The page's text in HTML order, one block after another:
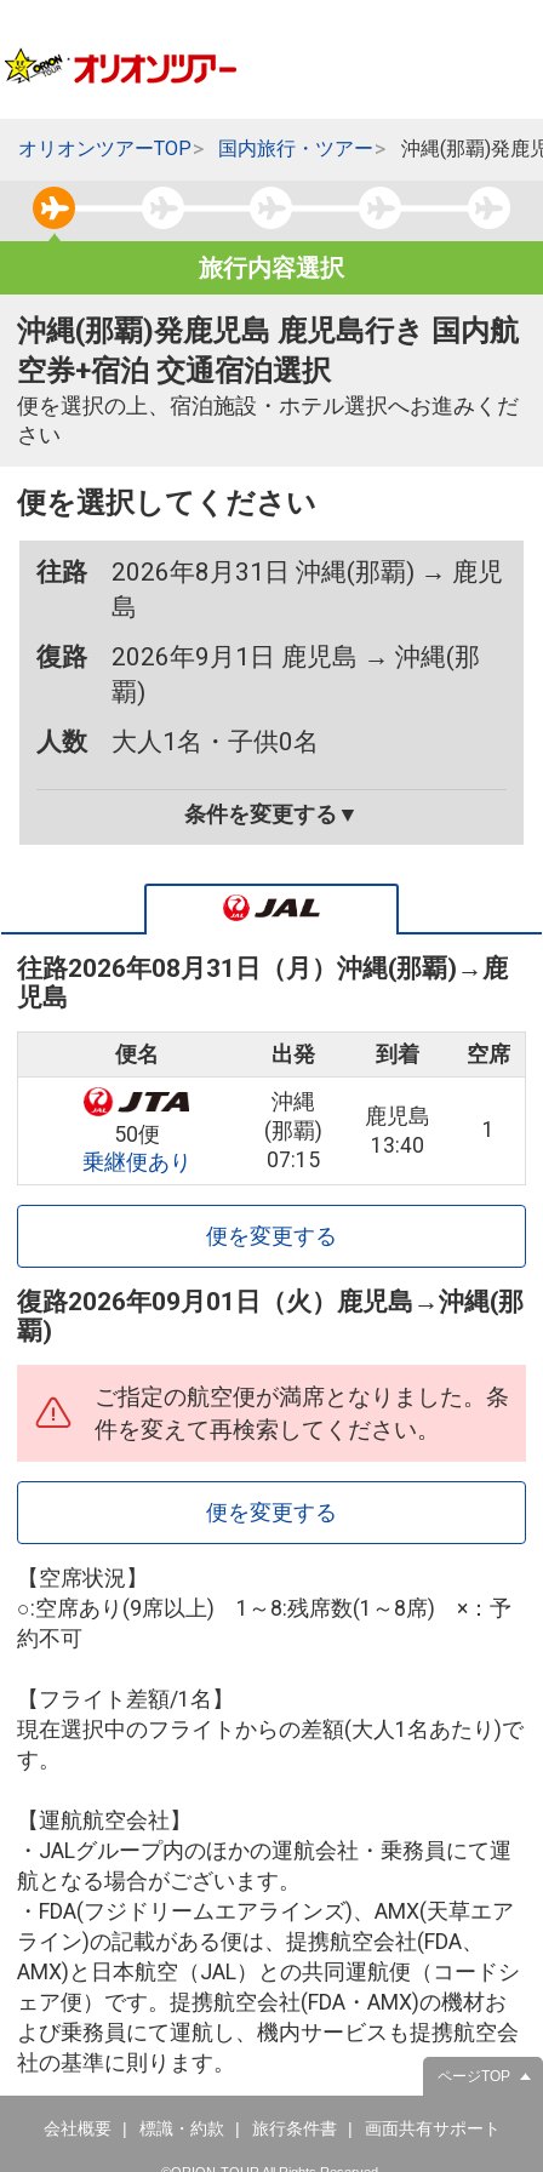
オリオンツアーTOP 国内旅行・ツアー 沖縄(那覇)発鹿
旅行内容選択
沖縄(那覇)発鹿児島 鹿児島行き 国内航
空券+宿泊 交通宿泊選択
便を選択の上、宿泊施設・ホテル選択へお進みくだ
さい
便を選択してください
往路
2026年8月31日 沖縄(那覇) → 鹿児
島
復路
2026年9月1日 鹿児島 → 沖縄(那
覇)
人数
大人1名・子供0名
条件を変更する▼
往路2026年08月31日（月） 沖縄(那覇) → 鹿
児島
便名 出発 到着 空席
50便
乗継便あり
沖縄
(那覇)
07:15
鹿児島
13:40
1
便を変更する
復路2026年09月01日（火） 鹿児島 →沖縄(那
覇)
ご指定の航空便が満席となりました。条
件を変えて再検索してください。
便を変更する
【空席状況】
○:空席あり(9席以上) 1～8:残席数(1～8席) ×：予
約不可
【フライト差額/1名】
現在選択中のフライトからの差額(大人1名あたり)で
す。
【運航航空会社】
・JALグループ内のほかの運航会社・乗務員にて運
航となる場合がございます。
・FDA(フジドリームエアラインズ)、AMX(天草エア
ライン)の記載がある便は、提携航空会社(FDA、
AMX)と日本航空（JAL）との共同運航便（コードシ
ェア便）です。提携航空会社(FDA・AMX)の機材お
よび乗務員にて運航し、機内サービスも提携航空会
社の基準に則ります。
ページTOP
会社概要 標識・約款 旅行条件書 画面共有サポート